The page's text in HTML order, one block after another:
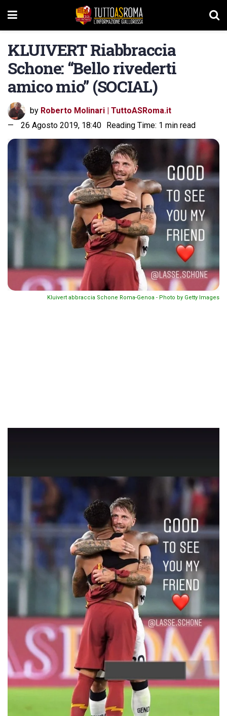
KLUIVERT Riabbraccia
Schone: “Bello rivederti
amico mio” (SOCIAL)
by Roberto Molinari | TuttoASRoma.it
26 Agosto 2019, 18:40 Reading Time: 1 min read
Kluivert abbraccia Schone Roma-Genoa - Photo by Getty Images